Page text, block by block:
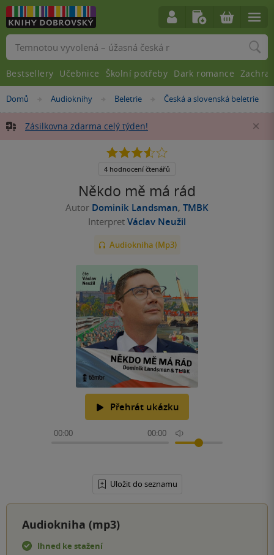
Nacházíte
zde:
Domů »Audioknihy »
Beletrie »
Česká a slovenská beletrie
Zásilkovna zdarma celý týden!
Někdo mě má rád
Autor Dominik Landsman, TMBK
Interpret Václav Neužil
Audiokniha (Mp3)
Přehrát ukázku
00:00 00:00
Uložit do seznamu
3.5
5
4 hodnocení čtenářů
Audiokniha (mp3)
Ihned ke stažení
Vyhledávání
Bestsellery Učebnice Školní potřeby Dark romance